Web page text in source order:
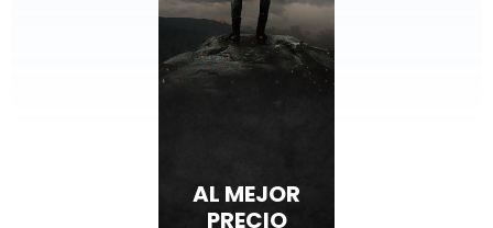
AL MEJOR